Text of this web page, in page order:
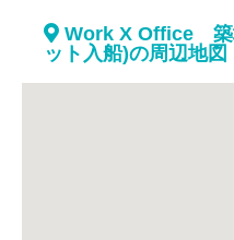
Work X Office 築
ット入船)の周辺地図